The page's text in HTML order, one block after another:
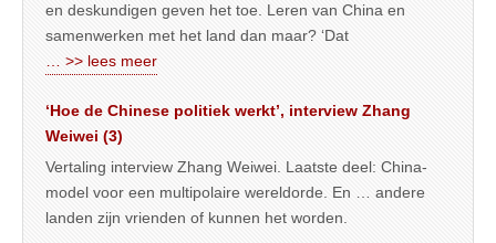
en deskundigen geven het toe. Leren van China en
samenwerken met het land dan maar? ‘Dat
… >> lees meer
‘Hoe de Chinese politiek werkt’, interview Zhang
Weiwei (3)
Vertaling interview Zhang Weiwei. Laatste deel: China-
model voor een multipolaire wereldorde. En … andere
landen zijn vrienden of kunnen het worden.